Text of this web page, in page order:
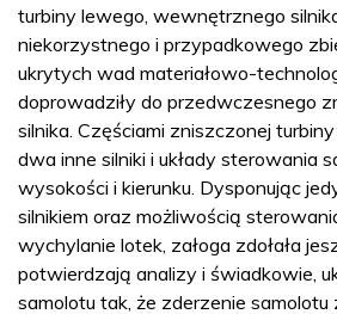
turbiny lewego, wewnętrznego
niekorzystnego i przypadkowego
ukrytych wad materiałowo-
doprowadziły do przedwczesnego
silnika. Częściami zniszczonej
dwa inne silniki i układy sterowania
wysokości i kierunku. Dysponując
silnikiem oraz możliwością
wychylanie lotek, załoga zdołała
potwierdzają analizy i świadkowie,
samolotu tak, że zderzenie